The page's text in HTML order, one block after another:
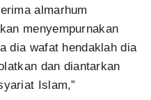
almarhum
menyempurnakan
dia wafat hendaklah dia
dan diantarkan
Islam,”